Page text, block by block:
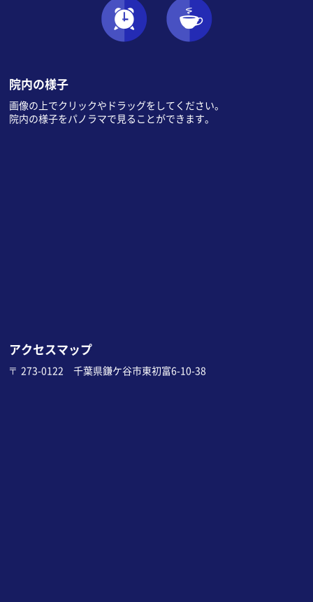
院内の様子
画像の上でクリックやドラッグをしてください。
院内の様子をパノラマで見ることができます。
アクセスマップ
〒 273-0122 千葉県鎌ケ谷市東初富6-10-38